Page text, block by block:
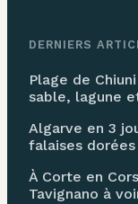
DERNIERS
Plage de
sable, lagune
Algarve en 3
falaises
À Corte en
Tavignano à